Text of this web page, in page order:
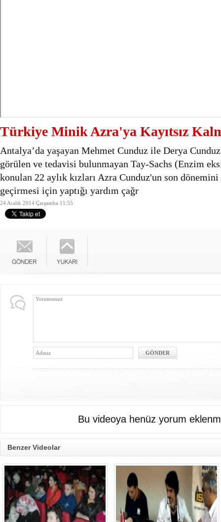
Türkiye Minik Azra'ya Kayıtsız
Antalya’da yaşayan Mehmet Cunduz ile Derya
görülen ve tedavisi bulunmayan Tay-Sachs (Enzim
konulan 22 aylık kızları Azra Cunduz'un son
geçirmesi için yaptığı yardım çağr
24 Aralık 2014 Çarşamba 11:55
Bu videoya henüz yorum
Benzer Videolar